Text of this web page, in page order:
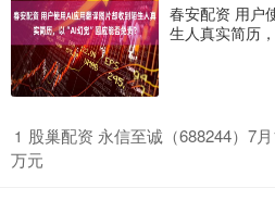
春安配资 用户
生人真实简历
1 股巢配资 永信至诚（688244）7
万元